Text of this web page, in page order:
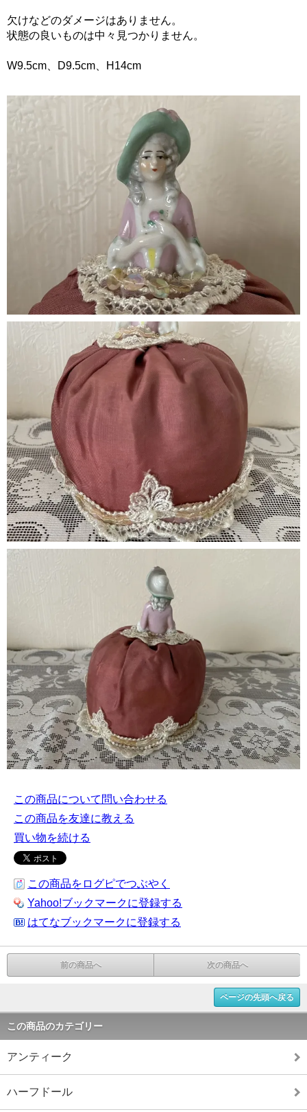
欠けなどのダメージはありません。
状態の良いものは中々見つかりません。
W9.5cm、D9.5cm、H14cm
この商品について問い合わせる
この商品を友達に教える
買い物を続ける
この商品をログピでつぶやく
Yahoo!ブックマークに登録する
はてなブックマークに登録する
前の商品へ 次の商品へ
ページの先頭へ戻る
この商品のカテゴリー
アンティーク
ハーフドール